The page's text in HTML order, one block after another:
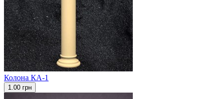
Колона КА-1
1.00 грн